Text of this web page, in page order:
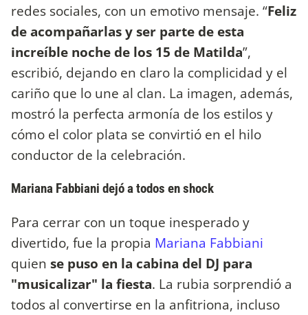
redes sociales, con un emotivo mensaje. “Feliz
de acompañarlas y ser parte de esta
increíble noche de los 15 de Matilda”,
escribió, dejando en claro la complicidad y el
cariño que lo une al clan. La imagen, además,
mostró la perfecta armonía de los estilos y
cómo el color plata se convirtió en el hilo
conductor de la celebración.
Mariana Fabbiani dejó a todos en shock
Para cerrar con un toque inesperado y
divertido, fue la propia Mariana Fabbiani
quien se puso en la cabina del DJ para
"musicalizar" la fiesta. La rubia sorprendió a
todos al convertirse en la anfitriona, incluso